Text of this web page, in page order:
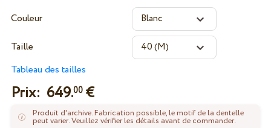
Couleur
Taille
Tableau des tailles
Prix: 649.00€
Produit d'archive. Fabrication possible, le motif de la dentelle
peut varier. Veuillez vérifier les détails avant de commander.